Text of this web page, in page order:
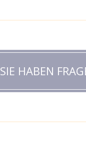
SIE HABEN